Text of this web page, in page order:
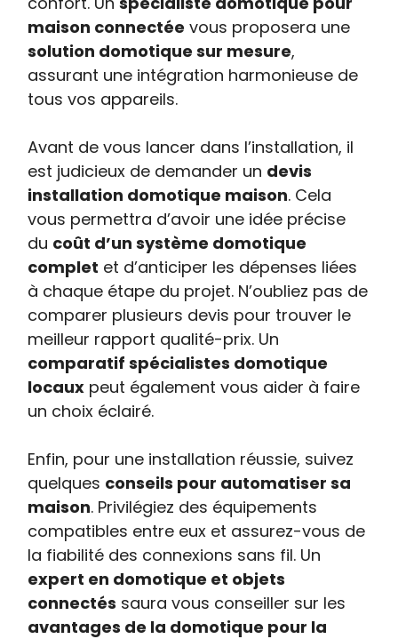
maison connectée vous proposera une
solution domotique sur mesure,
assurant une intégration harmonieuse de
tous vos appareils.
Avant de vous lancer dans l’installation, il
est judicieux de demander un devis
installation domotique maison. Cela
vous permettra d’avoir une idée précise
du coût d’un système domotique
complet et d’anticiper les dépenses liées
à chaque étape du projet. N’oubliez pas de
comparer plusieurs devis pour trouver le
meilleur rapport qualité-prix. Un
comparatif spécialistes domotique
locaux peut également vous aider à faire
un choix éclairé.
Enfin, pour une installation réussie, suivez
quelques conseils pour automatiser sa
maison. Privilégiez des équipements
compatibles entre eux et assurez-vous de
la fiabilité des connexions sans fil. Un
expert en domotique et objets
connectés saura vous conseiller sur les
avantages de la domotique pour la